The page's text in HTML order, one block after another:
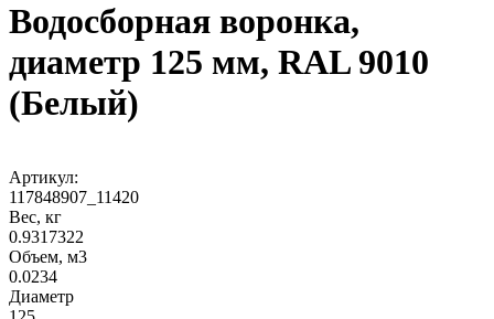
Водосборная воронка,
диаметр 125 мм, RAL 9010
(Белый)
Артикул:
117848907_11420
Вес, кг
0.9317322
Объем, м3
0.0234
Диаметр